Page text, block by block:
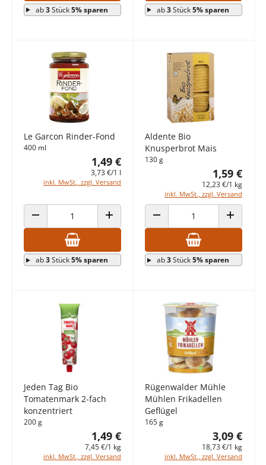
ab3Stück5% sparen ab3Stück5% sparen
Le Garcon Rinder-Fond
400 ml
1,49 €
3,73 €/1 l
inkl. MwSt., zzgl. Versand
ANZAHL VERRINGERN ANZAHL ERHÖHEN
ab3Stück5% sparen
Aldente Bio
Knusperbrot Mais
130 g
1,59 €
12,23 €/1 kg
inkl. MwSt., zzgl. Versand
ANZAHL VERRINGERN ANZAHL
ab3Stück5% sparen
Jeden Tag Bio
Tomatenmark 2-fach
konzentriert
200 g
1,49 €
7,45 €/1 kg
inkl. MwSt., zzgl. Versand
Rügenwalder Mühle
Mühlen Frikadellen
Geflügel
165 g
3,09 €
18,73 €/1 kg
inkl. MwSt., zzgl. Versand